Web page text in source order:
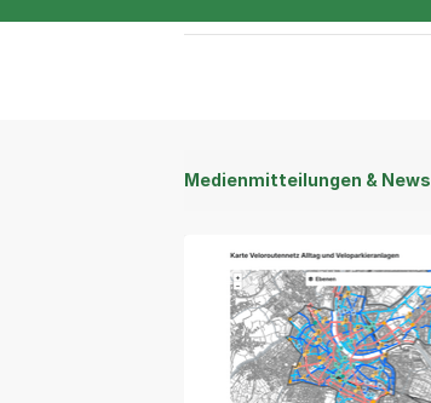
Medienmitteilungen & News